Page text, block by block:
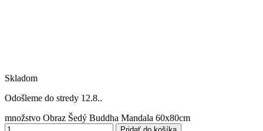
Skladom
Odošleme do stredy 12.8..
množstvo Obraz Šedý Buddha Mandala 60x80cm